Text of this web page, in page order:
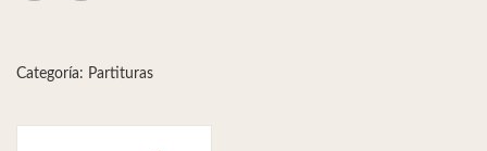
para
Categoría: Partituras